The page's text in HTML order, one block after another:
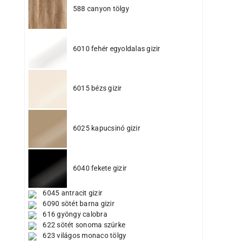
588 canyon tölgy
6010 fehér egyoldalas gizir
6015 bézs gizir
6025 kapucsinó gizir
6040 fekete gizir
6045 antracit gizir
6090 sötét barna gizir
616 gyöngy calobra
622 sötét sonoma szürke
623 világos monaco tölgy